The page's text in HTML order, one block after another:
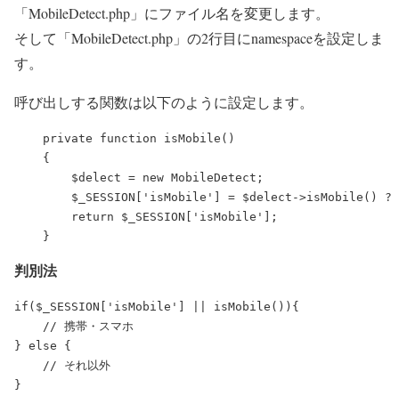
「MobileDetect.php」にファイル名を変更します。
そして「MobileDetect.php」の2行目にnamespaceを設定しま
す。
呼び出しする関数は以下のように設定します。
    private function isMobile()
    {
        $delect = new MobileDetect;
$_SESSION['isMobile'] = $delect->isMobile() ?
        return $_SESSION['isMobile'];
判別法
if($_SESSION['isMobile'] || isMobile()){
    // 携帯・スマホ
} else {
    // それ以外